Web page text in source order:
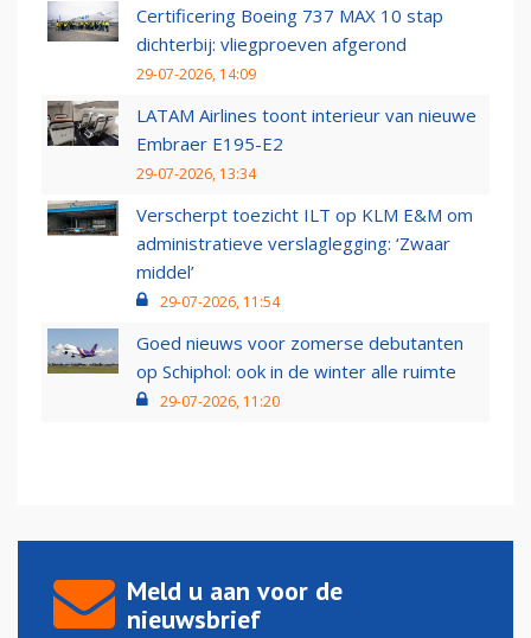
Certificering Boeing 737 MAX 10 stap
dichterbij: vliegproeven afgerond
29-07-2026, 14:09
LATAM Airlines toont interieur van nieuwe
Embraer E195-E2
29-07-2026, 13:34
Verscherpt toezicht ILT op KLM E&M om
administratieve verslaglegging: ‘Zwaar
middel’
29-07-2026, 11:54
Goed nieuws voor zomerse debutanten
op Schiphol: ook in de winter alle ruimte
29-07-2026, 11:20
Meld u aan voor de
nieuwsbrief